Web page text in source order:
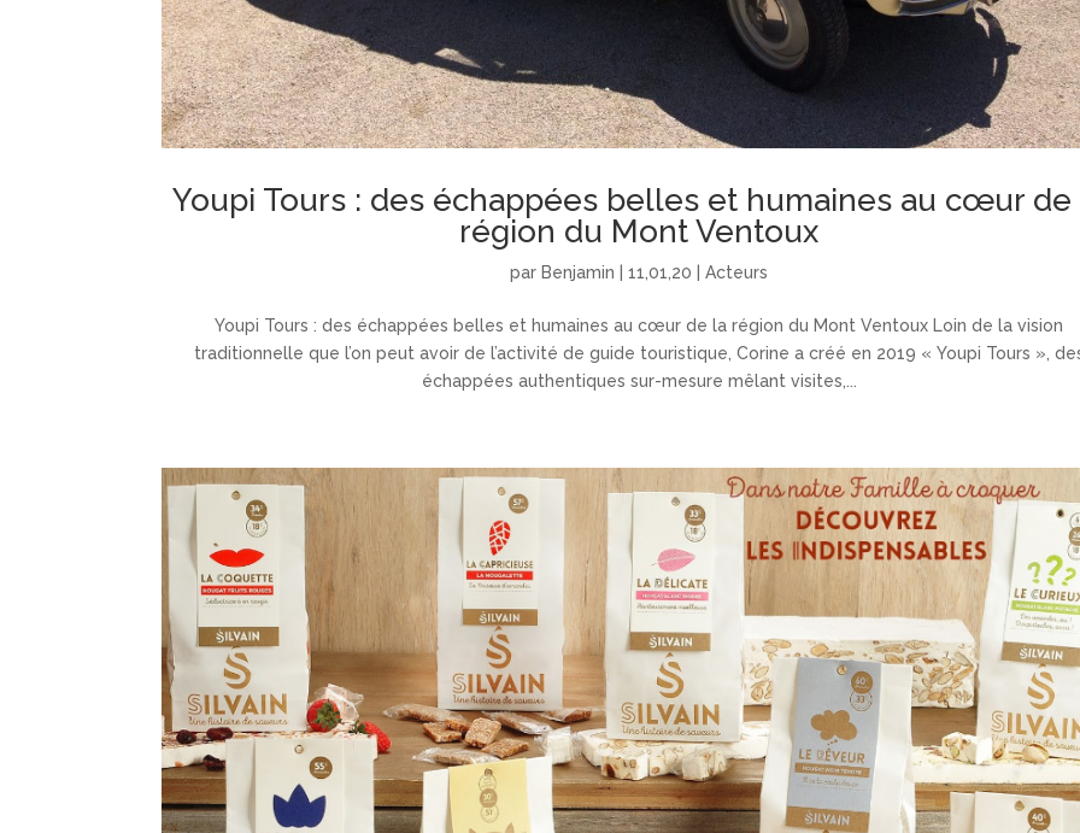
Youpi Tours : des échappées belles et humaines au cœur de
région du Mont Ventoux
par Benjamin |11,01,20 |Acteurs
Youpi Tours : des échappées belles et humaines au cœur de la région du Mont Ventoux Loin de la vision
traditionnelle que l’on peut avoir de l’activité de guide touristique, Corine a créé en 2019 « Youpi Tours »,
échappées authentiques sur-mesure mêlant visites,...